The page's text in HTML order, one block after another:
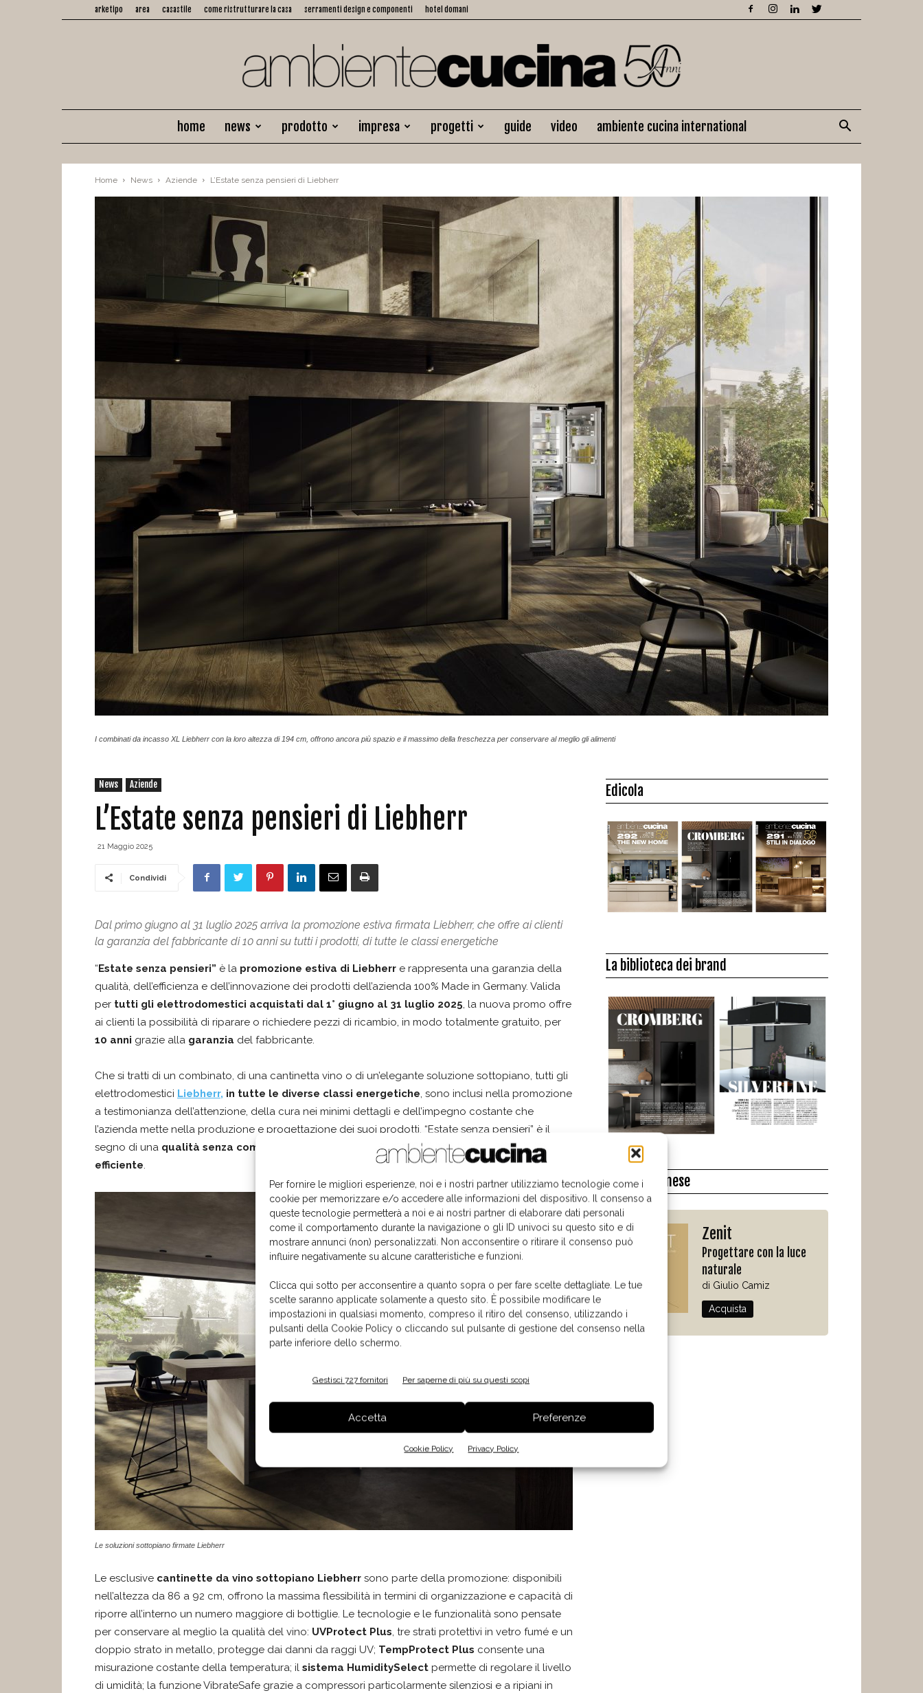
Per fornire le migliori esperienze, noi e i nostri partner utilizziamo tecnologie come i
cookie per memorizzare e/o accedere alle informazioni del dispositivo. Il consenso a
queste tecnologie permetterà a noi e ai nostri partner di elaborare dati personali
come il comportamento durante la navigazione o gli ID univoci su questo sito e di
mostrare annunci (non) personalizzati. Non acconsentire o ritirare il consenso può
influire negativamente su alcune caratteristiche e funzioni.
Clicca qui sotto per acconsentire a quanto sopra o per fare scelte dettagliate. Le tue
scelte saranno applicate solamente a questo sito. È possibile modificare le
impostazioni in qualsiasi momento, compreso il ritiro del consenso, utilizzando i
pulsanti della Cookie Policy o cliccando sul pulsante di gestione del consenso nella
parte inferiore dello schermo.
Gestisci 727 fornitori Per saperne di più su questi scopi
Accetta Preferenze
Cookie Policy Privacy Policy
arketipo area casastile come ristrutturare la casa serramenti design e componenti hotel domani
Ambiente
Cucina
home news prodotto impresa progetti guide video ambiente cucina international
Home News Aziende L’Estate senza pensieri di Liebherr
I combinati da incasso XL Liebherr con la loro altezza di 194 cm, offrono ancora più spazio e il massimo della freschezza per conservare al meglio gli alimenti
News Aziende
L’Estate senza pensieri di Liebherr
21 Maggio 2025
Condividi
Dal primo giugno al 31 luglio 2025 arriva la promozione estiva firmata Liebherr, che offre ai clienti
la garanzia del fabbricante di 10 anni su tutti i prodotti, di tutte le classi energetiche
“Estate senza pensieri” è la promozione estiva di Liebherr e rappresenta una garanzia della
qualità, dell’efficienza e dell’innovazione dei prodotti dell’azienda 100% Made in Germany. Valida
per tutti gli elettrodomestici acquistati dal 1° giugno al 31 luglio 2025, la nuova promo offre
ai clienti la possibilità di riparare o richiedere pezzi di ricambio, in modo totalmente gratuito, per
10 anni grazie alla garanzia del fabbricante.
Che si tratti di un combinato, di una cantinetta vino o di un’elegante soluzione sottopiano, tutti gli
elettrodomestici Liebherr, in tutte le diverse classi energetiche, sono inclusi nella promozione
a testimonianza dell’attenzione, della cura nei minimi dettagli e dell’impegno costante che
l’azienda mette nella produzione e progettazione dei suoi prodotti. “Estate senza pensieri” è il
segno di una qualità senza compromessi e la prova di unaproduzione sostenibile ed
efficiente.
Le soluzioni sottopiano firmate Liebherr
Le esclusive cantinette da vino sottopiano Liebherr sono parte della promozione: disponibili
nell’altezza da 86 a 92 cm, offrono la massima flessibilità in termini di organizzazione e capacità di
riporre all’interno un numero maggiore di bottiglie. Le tecnologie e le funzionalità sono pensate
per conservare al meglio la qualità del vino: UVProtect Plus, tre strati protettivi in vetro fumé e un
doppio strato in metallo, protegge dai danni da raggi UV; TempProtect Plus consente una
misurazione costante della temperatura; il sistema HumiditySelect permette di regolare il livello
di umidità; la funzione VibrateSafe grazie a compressori particolarmente silenziosi e a ripiani in
Edicola
La biblioteca dei brand
Il libro del mese
Zenit
Progettare con la luce
naturale
di Giulio Camiz
Acquista